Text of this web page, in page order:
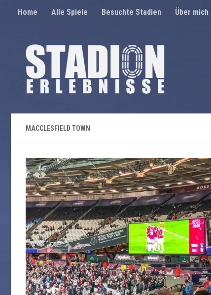
Unter dem Inhalt
Home Alle Spiele Besuchte Stadien Über mich
MACCLESFIELD TOWN